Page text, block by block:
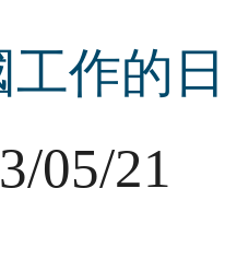
工作的
05/21